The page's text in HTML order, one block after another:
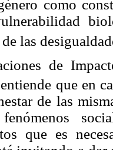
como
las
de
que en
de las
que es